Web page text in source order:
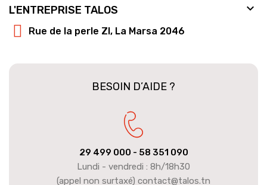
L'ENTREPRISE TALOS 
Rue de la perle ZI, La Marsa 2046
BESOIN D’AIDE ?
29 499 000 - 58 351 090
Lundi - vendredi : 8h/18h30
(appel non surtaxé) contact@talos.tn